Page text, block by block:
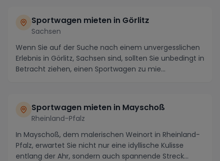
Sportwagen mieten in Görlitz
Sachsen
Wenn Sie auf der Suche nach einem unvergesslichen
Erlebnis in Görlitz, Sachsen sind, sollten Sie unbedingt in
Betracht ziehen, einen Sportwagen zu mie...
Sportwagen mieten in Mayschoß
Rheinland-Pfalz
In Mayschoß, dem malerischen Weinort in Rheinland-
Pfalz, erwartet Sie nicht nur eine idyllische Kulisse
entlang der Ahr, sondern auch spannende Streck...